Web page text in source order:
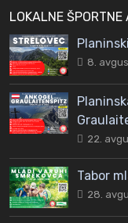
LOKALNE ŠPORTNE
8.
22.
Tabor
28.